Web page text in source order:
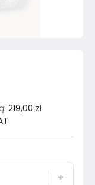
: 219,00 zł
+